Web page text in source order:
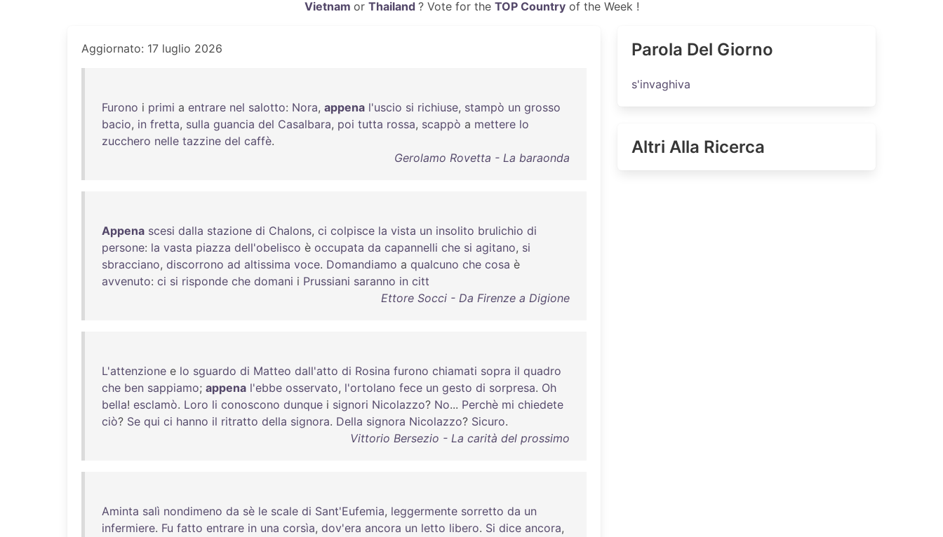
Vietnam or Thailand ? Vote for the TOP Countryof the Week !
Aggiornato: 17 luglio 2026
Furono i primi a entrare nel salotto: Nora, appena l'uscio si richiuse, stampò un grosso
bacio, in fretta, sulla guancia del Casalbara, poi tutta rossa, scappò a mettere lo
zucchero nelle tazzine del caffè.
Gerolamo Rovetta - La baraonda
Appena scesi dalla stazione di Chalons, ci colpisce la vista un insolito brulichio di
persone: la vasta piazza dell'obelisco è occupata da capannelli che si agitano, si
sbracciano, discorrono ad altissima voce. Domandiamo a qualcuno che cosa è
avvenuto: ci si risponde che domani i Prussiani saranno in citt
Ettore Socci - Da Firenze a Digione
L'attenzione e lo sguardo di Matteo dall'atto di Rosina furono chiamati sopra il quadro
che ben sappiamo; appena l'ebbe osservato, l'ortolano fece un gesto di sorpresa. Oh
bella! esclamò. Loro li conoscono dunque i signori Nicolazzo? No... Perchè mi chiedete
ciò? Se qui ci hanno il ritratto della signora. Della signora Nicolazzo? Sicuro.
Vittorio Bersezio - La carità del prossimo
Aminta salì nondimeno da sè le scale di Sant'Eufemia, leggermente sorretto da un
infermiere. Fu fatto entrare in una corsìa, dov'era ancora un letto libero. Si dice ancora,
Parola Del Giorno
s'invaghiva
Altri Alla Ricerca